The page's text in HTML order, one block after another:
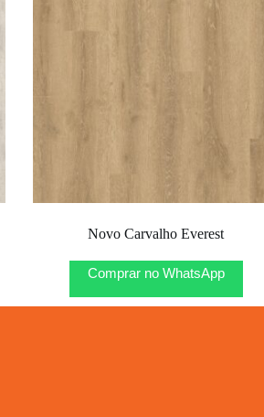
Novo Carvalho Everest
Comprar no WhatsApp